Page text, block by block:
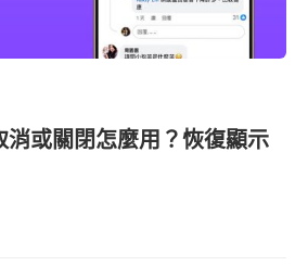
消或關閉怎麼用？恢復顯示